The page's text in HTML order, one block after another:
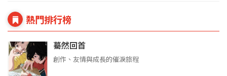
熱門排行榜
驀然回首
創作、友情與成長的催淚旅程